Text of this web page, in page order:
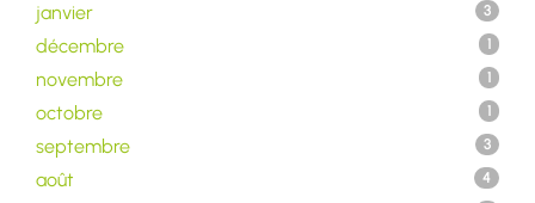
janvier
3
décembre 1
novembre 1
octobre 1
septembre 3
août 4